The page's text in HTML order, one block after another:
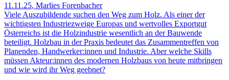
11.11.25, Marlies Forenbacher
Viele Auszubildende suchen den Weg zum Holz. Als einer der
wichtigsten Industriezweige Europas und wertvolles Exportgut
Österreichs ist die Holzindustrie wesentlich an der Bauwende
beteiligt. Holzbau in der Praxis bedeutet das Zusammentreffen von
Planenden, Handwerker:innen und Industrie. Aber welche Skills
müssen Akteur:innen des modernen Holzbaus von heute mitbringen
und wie wird ihr Weg geebnet?